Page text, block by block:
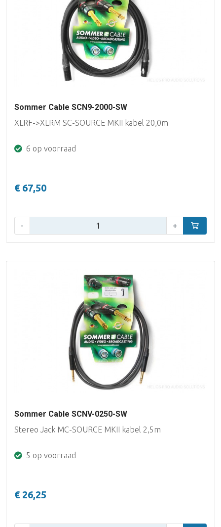
Sommer Cable SCN9-2000-SW
XLRF->XLRM SC-SOURCE MKII kabel 20,0m
6 op voorraad
€ 67,50
- + In
Sommer Cable SCNV-0250-SW
Stereo Jack MC-SOURCE MKII kabel 2,5m
5 op voorraad
€ 26,25